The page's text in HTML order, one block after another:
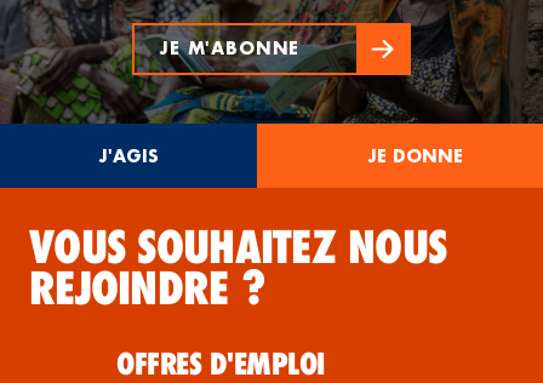
JE M'ABONNE
J'AGIS JE DONNE
VOUS SOUHAITEZ NOUS
REJOINDRE ?
OFFRES D'EMPLOI